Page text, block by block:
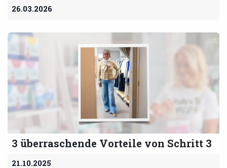
26.03.2026
3 überraschende Vorteile von Schritt 3
21.10.2025